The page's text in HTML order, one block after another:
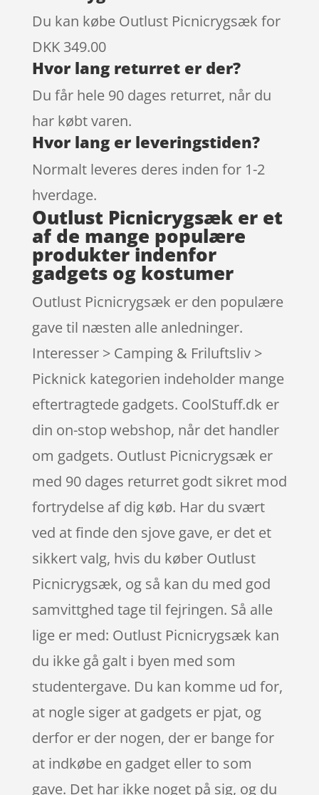
Du kan købe Outlust Picnicrygsæk for
DKK 349.00
Hvor lang returret er der?
Du får hele 90 dages returret, når du
har købt varen.
Hvor lang er leveringstiden?
Normalt leveres deres inden for 1-2
hverdage.
Outlust Picnicrygsæk er et
af de mange populære
produkter indenfor
gadgets og kostumer
Outlust Picnicrygsæk er den populære
gave til næsten alle anledninger.
Interesser > Camping & Friluftsliv >
Picknick kategorien indeholder mange
eftertragtede gadgets. CoolStuff.dk er
din on-stop webshop, når det handler
om gadgets. Outlust Picnicrygsæk er
med 90 dages returret godt sikret mod
fortrydelse af dig køb. Har du svært
ved at finde den sjove gave, er det et
sikkert valg, hvis du køber Outlust
Picnicrygsæk, og så kan du med god
samvittghed tage til fejringen. Så alle
lige er med: Outlust Picnicrygsæk kan
du ikke gå galt i byen med som
studentergave. Du kan komme ud for,
at nogle siger at gadgets er pjat, og
derfor er der nogen, der er bange for
at indkøbe en gadget eller to som
gave. Det har ikke noget på sig, og du